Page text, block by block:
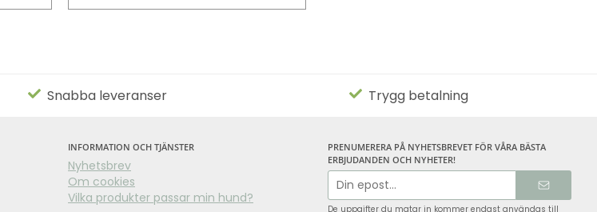
Snabba leveranser Trygg betalning
INFORMATION OCH TJÄNSTER
Nyhetsbrev
Om cookies
Vilka produkter passar min hund?
PRENUMERERA PÅ NYHETSBREVET FÖR VÅRA BÄSTA
ERBJUDANDEN OCH NYHETER!
E-
postadress
De uppgifter du matar in kommer endast användas till